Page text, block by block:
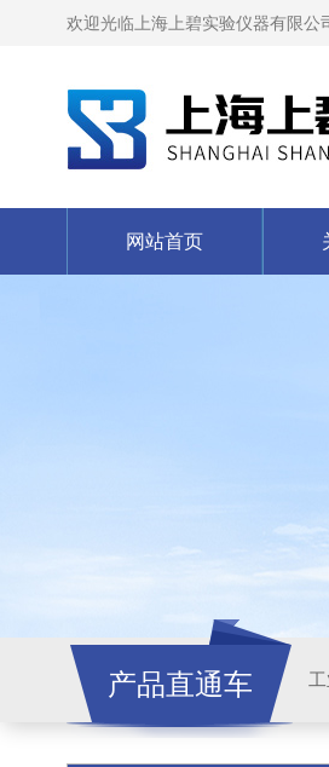
欢迎光临上海上碧实验仪器有限公
网站首页
产品直通车